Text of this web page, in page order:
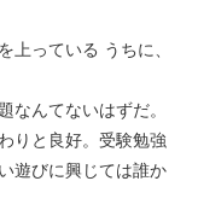
っている うちに、
んてないはずだ。
りと良好。受験勉強
遊びに興じては誰か